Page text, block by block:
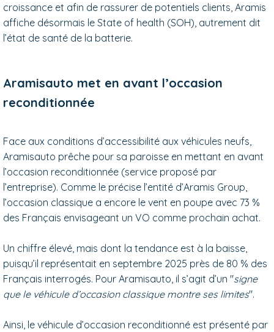
croissance et afin de rassurer de potentiels clients, Aramis
affiche désormais le State of health (SOH), autrement dit
l’état de santé de la batterie.
Aramisauto met en avant l’occasion
reconditionnée
Face aux conditions d’accessibilité aux véhicules neufs,
Aramisauto prêche pour sa paroisse en mettant en avant
l’occasion reconditionnée (service proposé par
l’entreprise). Comme le précise l’entité d’Aramis Group,
l’occasion classique a encore le vent en poupe avec 73 %
des Français envisageant un VO comme prochain achat.
Un chiffre élevé, mais dont la tendance est à la baisse,
puisqu’il représentait en septembre 2025 près de 80 % des
Français interrogés. Pour Aramisauto, il s’agit d’un "signe
que le véhicule d’occasion classique montre ses limites".
Ainsi, le véhicule d’occasion reconditionné est présenté par